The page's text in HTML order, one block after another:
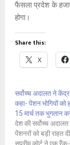
फैसला प्रदेश के हजारों
होगा।
Share this:
X
सर्वोच्च अदालत ने
कहा- पेंशन भोगियों को
15 मार्च तक भुगतान
देश की सर्वोच्च
पेंशनरों को बड़ी राहत